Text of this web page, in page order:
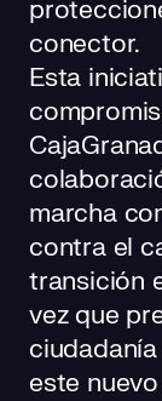
conector.
Esta
marcha
contra el
transición
vez que
este